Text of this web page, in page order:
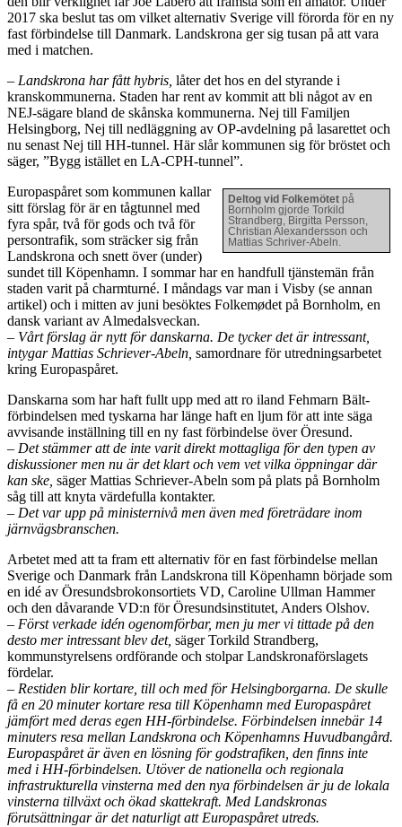
2017 ska beslut tas om vilket alternativ Sverige vill förorda för en ny
fast förbindelse till Danmark. Landskrona ger sig tusan på att vara
med i matchen.
– Landskrona har fått hybris, låter det hos en del styrande i
kranskommunerna. Staden har rent av kommit att bli något av en
NEJ-sägare bland de skånska kommunerna. Nej till Familjen
Helsingborg, Nej till nedläggning av OP-avdelning på lasarettet och
nu senast Nej till HH-tunnel. Här slår kommunen sig för bröstet och
säger, ”Bygg istället en LA-CPH-tunnel”.
Deltog vid Folkemötet på
Bornholm gjorde Torkild
Strandberg, Birgitta Persson,
Christian Alexandersson och
Mattias Schriver-Abeln.
Europaspåret som kommunen kallar
sitt förslag för är en tågtunnel med
fyra spår, två för gods och två för
persontrafik, som sträcker sig från
Landskrona och snett över (under)
sundet till Köpenhamn. I sommar har en handfull tjänstemän från
staden varit på charmturné. I måndags var man i Visby (se annan
artikel) och i mitten av juni besöktes Folkemødet på Bornholm, en
dansk variant av Almedalsveckan.
– Vårt förslag är nytt för danskarna. De tycker det är intressant,
intygar Mattias Schriever-Abeln, samordnare för utredningsarbetet
kring Europaspåret.
Danskarna som har haft fullt upp med att ro iland Fehmarn Bält-
förbindelsen med tyskarna har länge haft en ljum för att inte säga
avvisande inställning till en ny fast förbindelse över Öresund.
– Det stämmer att de inte varit direkt mottagliga för den typen av
diskussioner men nu är det klart och vem vet vilka öppningar där
kan ske, säger Mattias Schriever-Abeln som på plats på Bornholm
såg till att knyta värdefulla kontakter.
– Det var upp på ministernivå men även med företrädare inom
järnvägsbranschen.
Arbetet med att ta fram ett alternativ för en fast förbindelse mellan
Sverige och Danmark från Landskrona till Köpenhamn började som
en idé av Öresundsbrokonsortiets VD, Caroline Ullman Hammer
och den dåvarande VD:n för Öresundsinstitutet, Anders Olshov.
– Först verkade idén ogenomförbar, men ju mer vi tittade på den
desto mer intressant blev det, säger Torkild Strandberg,
kommunstyrelsens ordförande och stolpar Landskronaförslagets
fördelar.
– Restiden blir kortare, till och med för Helsingborgarna. De skulle
få en 20 minuter kortare resa till Köpenhamn med Europaspåret
jämfört med deras egen HH-förbindelse. Förbindelsen innebär 14
minuters resa mellan Landskrona och Köpenhamns Huvudbangård.
Europaspåret är även en lösning för godstrafiken, den finns inte
med i HH-förbindelsen. Utöver de nationella och regionala
infrastrukturella vinsterna med den nya förbindelsen är ju de lokala
vinsterna tillväxt och ökad skattekraft. Med Landskronas
förutsättningar är det naturligt att Europaspåret utreds.